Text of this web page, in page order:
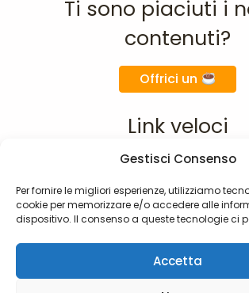
Gestisci Consenso
Per fornire le migliori esperienze, utilizziamo
cookie per memorizzare e/o accedere alle
dispositivo. Il consenso a queste tecnologie ci
su questo sito. Non acconsentire o ritirare il
negativamente su alcune caratteristiche e
Accetta
Link veloci
Home
Chi siamo
Materie
Ti sono piaciuti i
contenuti?
Offrici un